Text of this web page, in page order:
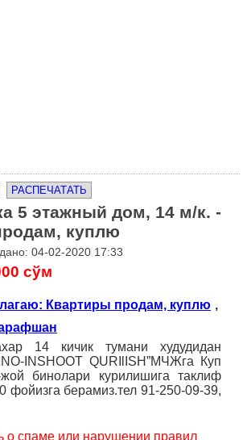
РАСПЕЧАТАТЬ
5 этажный дом, 14 м/к. -
куплю
04-02-2020 17:33
сўм
Квартиры продам, куплю ,
14 кичик тумани худудидан
INSHOOT QURIlISH”МЧЖга Куп
жой бинолари курилишига таклиф
фойизга берамиз.тел 91-250-09-39,
о спаме или нарушении правил